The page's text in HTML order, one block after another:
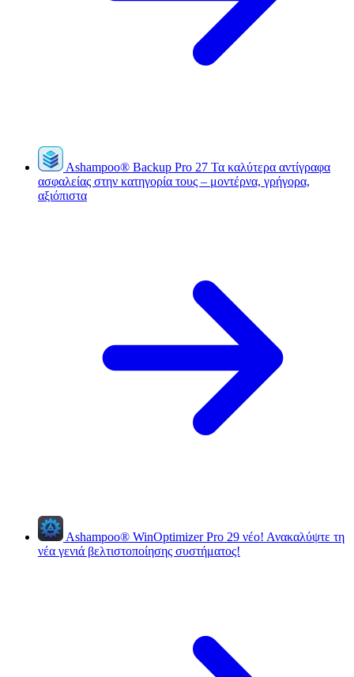
Ashampoo® Backup Pro 27 Τα καλύτερα αντίγραφα
ασφαλείας στην κατηγορία τους – μοντέρνα, γρήγορα,
αξιόπιστα
Ashampoo® WinOptimizer Pro 29 νέο! Ανακαλύψτε τη
νέα γενιά βελτιστοποίησης συστήματος!